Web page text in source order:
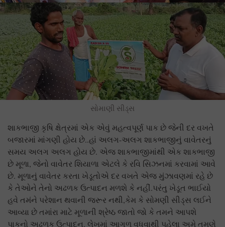
સોમાણી સીડ્સ
શાકભાજી કૃષિ ક્ષેત્રમાં એક એવું મહત્વપૂર્ણ પાક છે જેની દર વખતે
બજારમાં માંગણી હોય છે..હાં અલગ-અલગ શાકભાજીનું વાવેતરનું
સમય અલગ અલગ હોય છે. એજ શાકભાજીમાંથી એક શાકભાજી
છે મૂળા, જેનો વાવેતર શિયાળા એટલે કે રવિ સિઝનમાં કરવામાં આવે
છે. મૂળાનું વાવેતર કરતા ખેડૂતોએ દર વખતે એજ મુંઝાવણમાં રહે છે
કે તેઓને તેનો અઢળક ઉત્પાદન મળશે કે નહીં.પરંતુ ખેડૂત ભાઈયો
હવે તમંને પરેશાન થવાની જરૂર નથી,કેમ કે સોમણી સીડ્સ લઈને
આવ્યા છે તમાંરા માટે મૂળાની શ્રેષ્ઠ જાતો જો કે તમને આપશે
પાકનો અઢળક ઉત્પાદન. લેખમાં આગળ વધવાથી પહેલા અમે તમણે